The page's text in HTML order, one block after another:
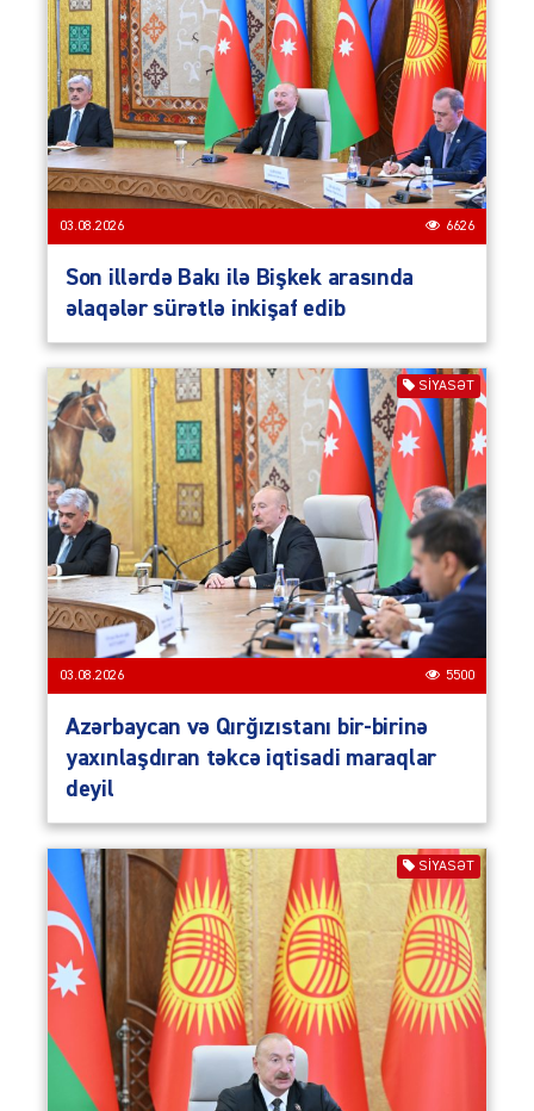
03.08.2026 6626
Son illərdə Bakı ilə Bişkek arasında
əlaqələr sürətlə inkişaf edib
SIYASƏT
03.08.2026 5500
Azərbaycan və Qırğızıstanı bir-birinə
yaxınlaşdıran təkcə iqtisadi maraqlar
deyil
SIYASƏT